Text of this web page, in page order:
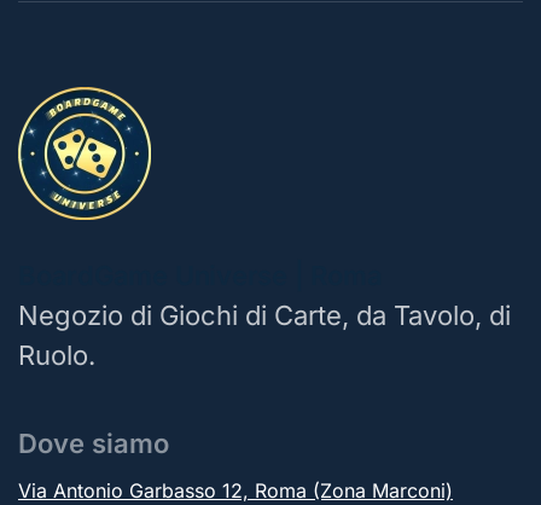
Negozio di Giochi di Carte, da Tavolo, di
Ruolo.
Dove siamo
Via Antonio Garbasso 12, Roma (Zona Marconi)